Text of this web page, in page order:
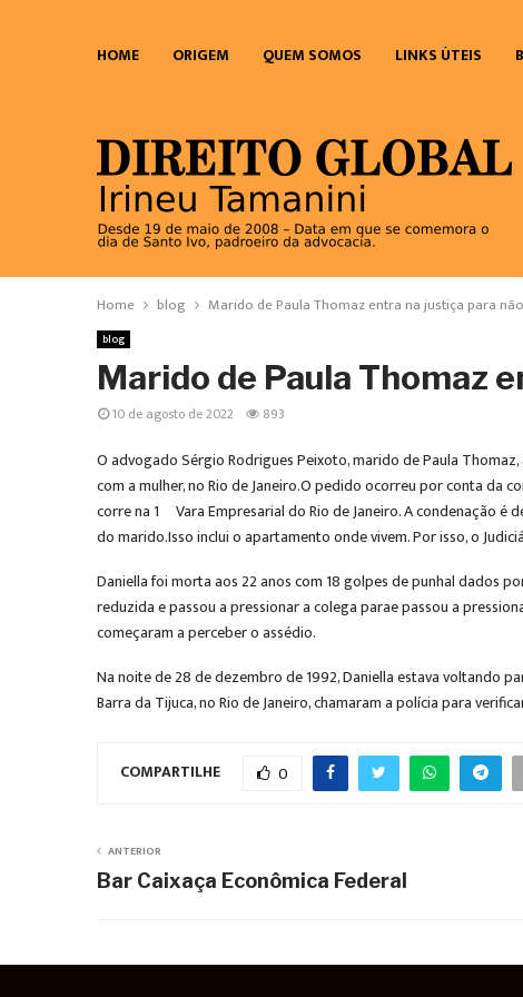
HOME ORIGEM QUEM SOMOS LINKS ÚTEIS
Home blog Marido de Paula Thomaz entra na justiça para
blog
Marido de Paula Thomaz
10 de agosto de 2022 893
O advogado Sérgio Rodrigues Peixoto, marido de Paula
com a mulher, no Rio de Janeiro.O pedido ocorreu por conta da
corre na 1º Vara Empresarial do Rio de Janeiro. A condenação é
do marido.Isso inclui o apartamento onde vivem. Por isso, o
Daniella foi morta aos 22 anos com 18 golpes de punhal dados
reduzida e passou a pressionar a colega parae passou a
começaram a perceber o assédio.
Na noite de 28 de dezembro de 1992, Daniella estava voltando
Barra da Tijuca, no Rio de Janeiro, chamaram a polícia para
COMPARTILHE 0
ANTERIOR
Bar Caixaça Econômica Federal